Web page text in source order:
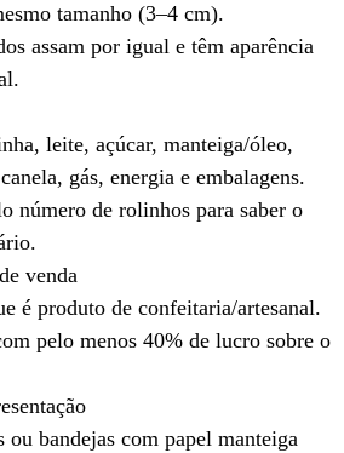
tamanho (3–4 cm).
assam por igual e têm aparência
leite, açúcar, manteiga/óleo,
gás, energia e embalagens.
número de rolinhos para saber o
venda
é produto de confeitaria/artesanal.
pelo menos 40% de lucro sobre o
ou bandejas com papel manteiga